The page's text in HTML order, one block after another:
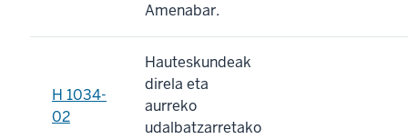
Amenabar.
H 1034-
02
Hauteskundeak
direla eta
aurreko
udalbatzarretako